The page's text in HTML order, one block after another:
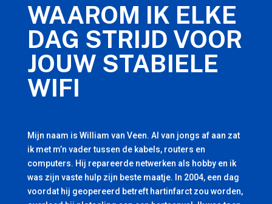
WAAROM IK ELKE
DAG STRIJD VOOR
JOUW STABIELE
WIFI
Mijn naam is William van Veen. Al van jongs af aan zat
ik met m’n vader tussen de kabels, routers en
computers. Hij repareerde netwerken als hobby en ik
was zijn vaste hulp zijn beste maatje. In 2004, een dag
voordat hij geopereerd betreft hartinfarct zou worden,